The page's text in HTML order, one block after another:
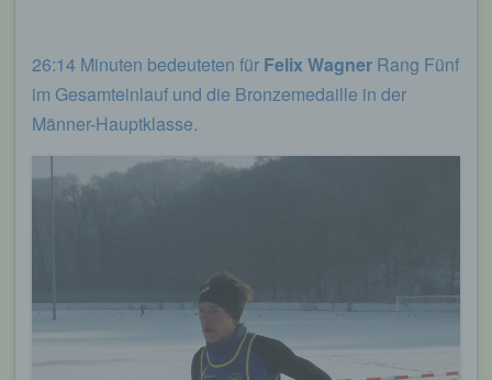
26:14 Minuten bedeuteten für Felix Wagner Rang Fünf
im Gesamteinlauf und die Bronzemedaille in der
Männer-Hauptklasse.